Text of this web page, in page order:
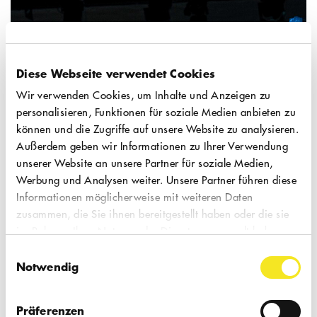
Diese Webseite verwendet Cookies
Wir verwenden Cookies, um Inhalte und Anzeigen zu
personalisieren, Funktionen für soziale Medien anbieten zu
können und die Zugriffe auf unsere Website zu analysieren.
Außerdem geben wir Informationen zu Ihrer Verwendung
unserer Website an unsere Partner für soziale Medien,
Werbung und Analysen weiter. Unsere Partner führen diese
Informationen möglicherweise mit weiteren Daten
zusammen, die Sie ihnen bereitgestellt haben oder die sie
im Rahmen Ihrer Nutzung der Dienste gesammelt haben.
Notwendig
Präferenzen
Stufen zu überwinden. Daher ist der
Zugang für Rollstuhlfahrer:innen leider
nicht barrierefrei. Sie haben Fragen zu
Ihrem Theaterbesuch? Sprechen Sie uns
gerne an.